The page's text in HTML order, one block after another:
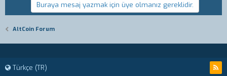
Buraya mesaj yazmak için üye olmanız gereklidir.
AltCoin Forum
Türkçe (TR)